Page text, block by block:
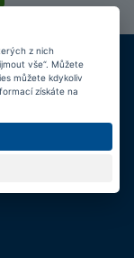
PRODEJNY
více než 10 let
informovatmax.
z nich
vše“. Můžete
můžete kdykoliv
získáte na